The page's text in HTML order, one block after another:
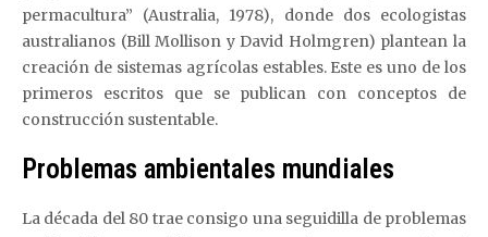
permacultura” (Australia, 1978), donde dos ecologistas
australianos (Bill Mollison y David Holmgren) plantean la
creación de sistemas agrícolas estables. Este es uno de los
primeros escritos que se publican con conceptos de
construcción sustentable.
Problemas ambientales mundiales
La década del 80 trae consigo una seguidilla de problemas